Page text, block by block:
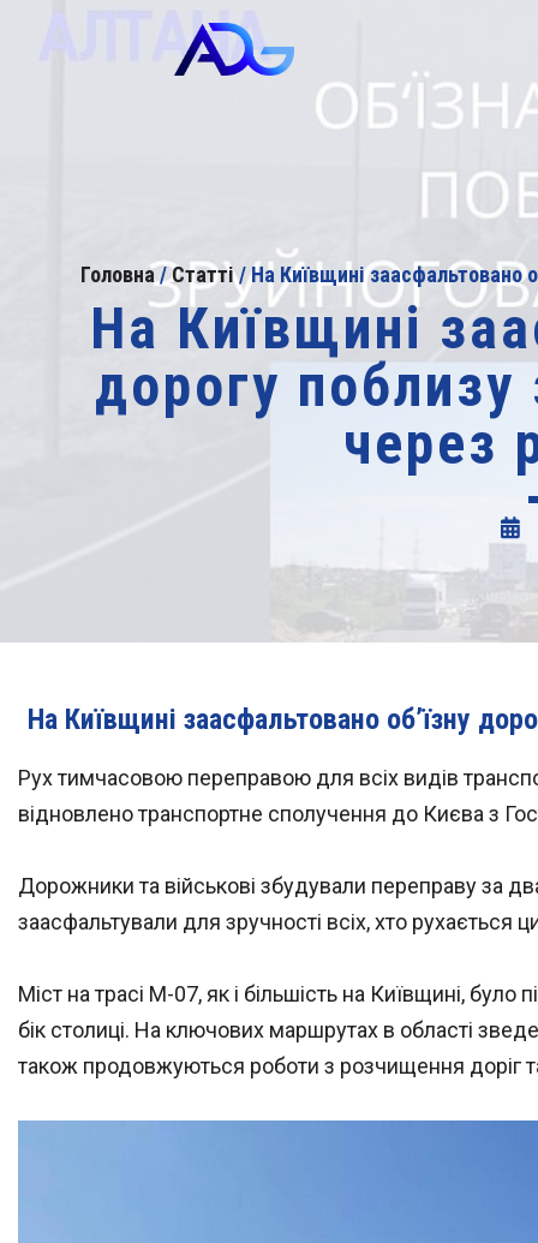
Головна/Статті/На Київщині заасфальтовано
На Київщині
дорогу
через
На Київщині заасфальтовано об’їзну
Рух тимчасовою переправою для всіх видів
відновлено транспортне сполучення до Києва з
Дорожники та військові збудували переправу за
заасфальтували для зручності всіх, хто рухається
Міст на трасі М-07, як і більшість на Київщині,
бік столиці. На ключових маршрутах в області
також продовжуються роботи з розчищення доріг